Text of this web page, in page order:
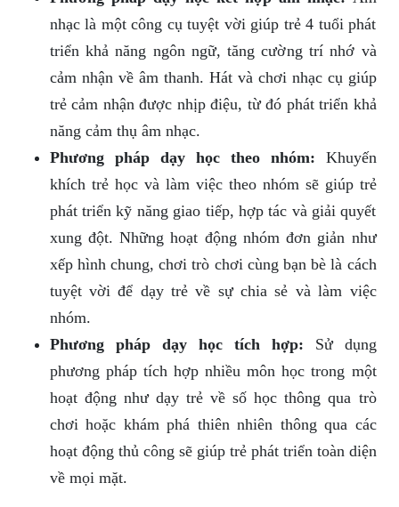
nhạc là một công cụ tuyệt vời giúp trẻ 4 tuổi phát
triển khả năng ngôn ngữ, tăng cường trí nhớ và
cảm nhận về âm thanh. Hát và chơi nhạc cụ giúp
trẻ cảm nhận được nhịp điệu, từ đó phát triển khả
năng cảm thụ âm nhạc.
Phương pháp dạy học theo nhóm: Khuyến
khích trẻ học và làm việc theo nhóm sẽ giúp trẻ
phát triển kỹ năng giao tiếp, hợp tác và giải quyết
xung đột. Những hoạt động nhóm đơn giản như
xếp hình chung, chơi trò chơi cùng bạn bè là cách
tuyệt vời để dạy trẻ về sự chia sẻ và làm việc
nhóm.
Phương pháp dạy học tích hợp: Sử dụng
phương pháp tích hợp nhiều môn học trong một
hoạt động như dạy trẻ về số học thông qua trò
chơi hoặc khám phá thiên nhiên thông qua các
hoạt động thủ công sẽ giúp trẻ phát triển toàn diện
về mọi mặt.